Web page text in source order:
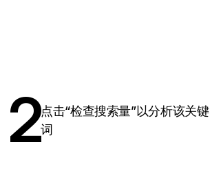
2点击“检查搜索量”以分析该关键
词